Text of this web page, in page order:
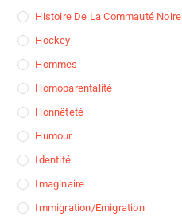
Histoire De La Commauté Noire
Hockey
Hommes
Homoparentalité
Honnêteté
Humour
Identité
Imaginaire
Immigration/Emigration